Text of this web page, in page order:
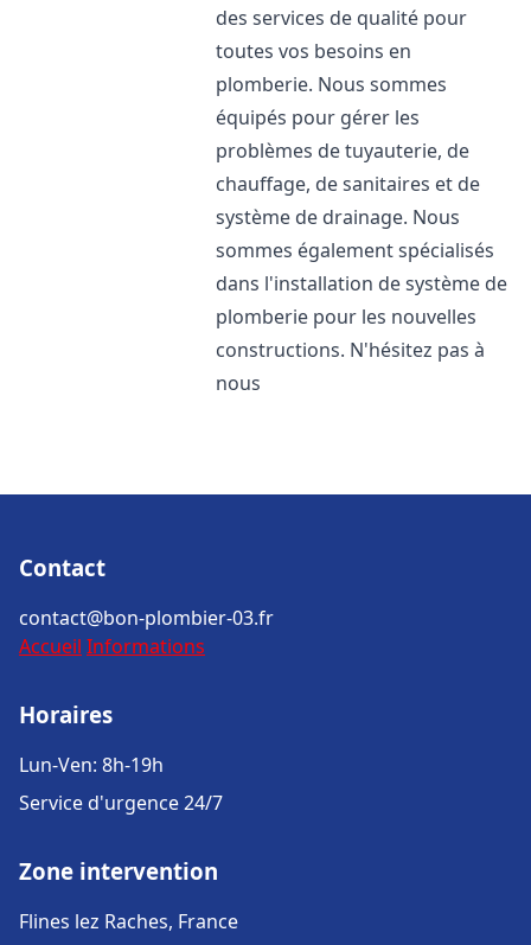
des services de qualité pour
toutes vos besoins en
plomberie. Nous sommes
équipés pour gérer les
problèmes de tuyauterie, de
chauffage, de sanitaires et de
système de drainage. Nous
sommes également spécialisés
dans l'installation de système de
plomberie pour les nouvelles
constructions. N'hésitez pas à
nous
Contact
contact@bon-plombier-03.fr
Accueil Informations
Horaires
Lun-Ven: 8h-19h
Service d'urgence 24/7
Zone intervention
Flines lez Raches, France